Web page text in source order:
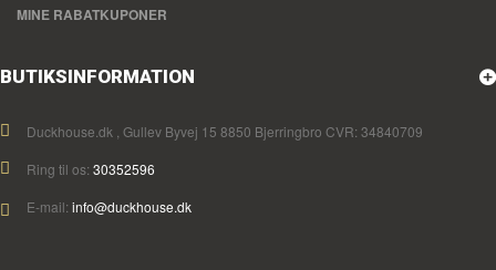
MINE RABATKUPONER
BUTIKSINFORMATION
Duckhouse.dk , Gullev Byvej 15 8850 Bjerringbro CVR: 34840709
Ring til os: 30352596
E-mail: info@duckhouse.dk